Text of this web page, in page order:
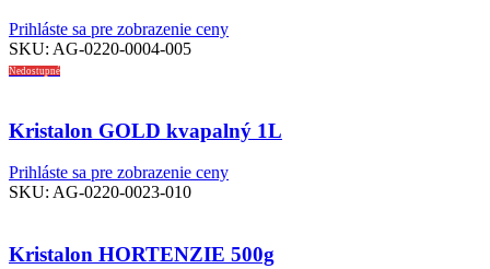
Prihláste sa pre zobrazenie ceny
SKU: AG-0220-0004-005
Nedostupné
Kristalon GOLD kvapalný 1L
Prihláste sa pre zobrazenie ceny
SKU: AG-0220-0023-010
Kristalon HORTENZIE 500g